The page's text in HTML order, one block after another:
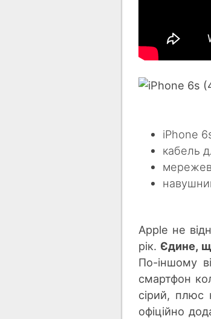
iPhone
кабель
Apple не
рік. Єдине,
По-іншому
смартфон
сірий, плюс
офіційно